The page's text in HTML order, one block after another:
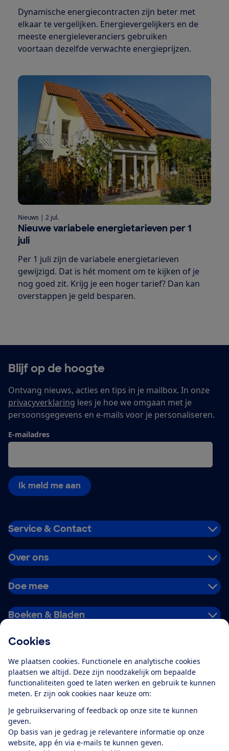
Cookies
We plaatsen cookies. Functionele en analytische cookies
plaatsen we altijd. Deze zijn noodzakelijk om bepaalde
functionaliteiten goed te laten werken en gebruik te kunnen
meten. Er zijn ook cookies naar keuze om:
Je gebruikservaring of feedback op onze site te kunnen
geven.
Op basis van je gedrag je relevantere informatie op onze
website, app én via e-mails te kunnen geven.
Dynamische energiecontracten zijn beter met
elkaar te vergelijken. Energievergelijkers en de
meeste energieleveranciers gebruiken
voortaan dezelfde verwachte energieprijzen.
Nieuws | 2 jul.
Nieuwe variabele energietarieven per 1
juli
Per 1 juli zijn de variabele energietarieven
gewijzigd. Dat is hét moment om te kijken of je
nog goed zit. Krijg je een hoger tarief? Dan kan
overstappen je geld besparen.
Blijf op de hoogte
Ontvang nieuws, acties en tips in je mailbox. In onze
privacyverklaring lees je hoe we omgaan met je
persoonsgegevens en e-mails voor je personaliseren.
E-mailadres
Ik meld me aan
Service & Contact
Over ons
Doe mee
Boeken & Bladen
Alles over de
app
Algemene Voorwaarden
Privacyverklaring